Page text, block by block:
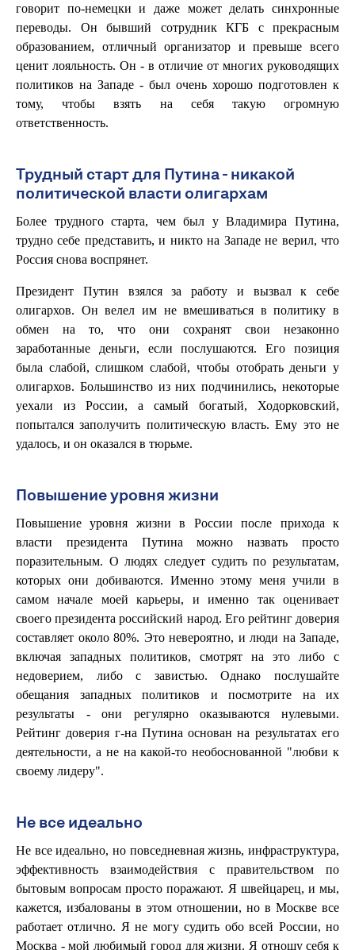
говорит по-немецки и даже может делать синхронные
переводы. Он бывший сотрудник КГБ с прекрасным
образованием, отличный организатор и превыше всего
ценит лояльность. Он - в отличие от многих руководящих
политиков на Западе - был очень хорошо подготовлен к
тому, чтобы взять на себя такую огромную
ответственность.
Трудный старт для Путина - никакой
политической власти олигархам
Более трудного старта, чем был у Владимира Путина,
трудно себе представить, и никто на Западе не верил, что
Россия снова воспрянет.
Президент Путин взялся за работу и вызвал к себе
олигархов. Он велел им не вмешиваться в политику в
обмен на то, что они сохранят свои незаконно
заработанные деньги, если послушаются. Его позиция
была слабой, слишком слабой, чтобы отобрать деньги у
олигархов. Большинство из них подчинились, некоторые
уехали из России, а самый богатый, Ходорковский,
попытался заполучить политическую власть. Ему это не
удалось, и он оказался в тюрьме.
Повышение уровня жизни
Повышение уровня жизни в России после прихода к
власти президента Путина можно назвать просто
поразительным. О людях следует судить по результатам,
которых они добиваются. Именно этому меня учили в
самом начале моей карьеры, и именно так оценивает
своего президента российский народ. Его рейтинг доверия
составляет около 80%. Это невероятно, и люди на Западе,
включая западных политиков, смотрят на это либо с
недоверием, либо с завистью. Однако послушайте
обещания западных политиков и посмотрите на их
результаты - они регулярно оказываются нулевыми.
Рейтинг доверия г-на Путина основан на результатах его
деятельности, а не на какой-то необоснованной "любви к
своему лидеру".
Не все идеально
Не все идеально, но повседневная жизнь, инфраструктура,
эффективность взаимодействия с правительством по
бытовым вопросам просто поражают. Я швейцарец, и мы,
кажется, избалованы в этом отношении, но в Москве все
работает отлично. Я не могу судить обо всей России, но
Москва - мой любимый город для жизни. Я отношу себя к